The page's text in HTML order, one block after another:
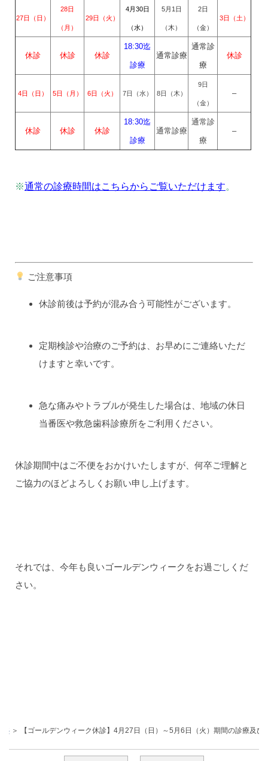
27日（日）
28日
（月）
29日（火）
4月30日
（水）
5月1日
（木）
2日
（金）
3日（土）
休診 休診 休診
18:30迄
診療
通常診療
通常診
療
休診
4日（日） 5日（月） 6日（火） 7日（水） 8日（木）
9日
（金）
–
休診 休診 休診
18:30迄
診療
通常診療
通常診
療
–
※通常の診療時間はこちらからご覧いただけます。
ご注意事項
休診前後は予約が混み合う可能性がございます。
定期検診や治療のご予約は、お早めにご連絡いただ
けますと幸いです。
急な痛みやトラブルが発生した場合は、地域の休日
当番医や救急歯科診療所をご利用ください。
休診期間中はご不便をおかけいたしますが、何卒ご理解と
ご協力のほどよろしくお願い申し上げます。
それでは、今年も良いゴールデンウィークをお過ごしくだ
さい。
【ゴールデンウィーク休診】4月27日（日）～5月6日（火）期間の診療及び